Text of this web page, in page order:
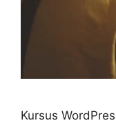
Kursus